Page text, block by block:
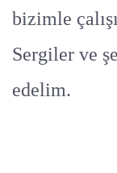
bizimle
Sergiler ve
edelim.